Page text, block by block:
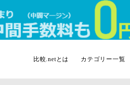
比較.netとは カテゴリー一覧